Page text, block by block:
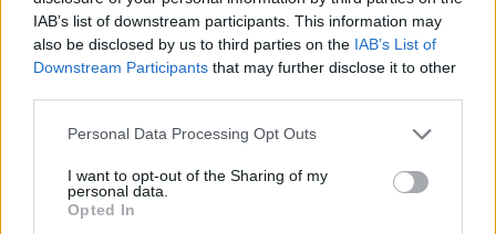
IAB’s list of downstream participants. This information may
also be disclosed by us to third parties on the IAB’s List of
Downstream Participants that may further disclose it to other
Please note that this website/app uses one or more Google
not limited to your visit or usage behaviour. You may click to
grant or deny consent to Google and its third-party tags to
use your data for below specified purposes in below Google
Personal Data Processing Opt Outs
I want to opt-out of the Sharing of my
personal data.
Opted In
Gabriel Strid konkurrer for IFK Mora i tradisjonelt
langrenn. Nå har han også etablert sitt eget langløpslag i Ski
Orsa Grönklitt er forøvrig også vertskap for to
runder i vinterens Ski Classics: Helga 15. og 16.
februar 2025 arrangeres langløpet Grönklitt
Criterium 61 og det 12 kilometer lange Grönklitt